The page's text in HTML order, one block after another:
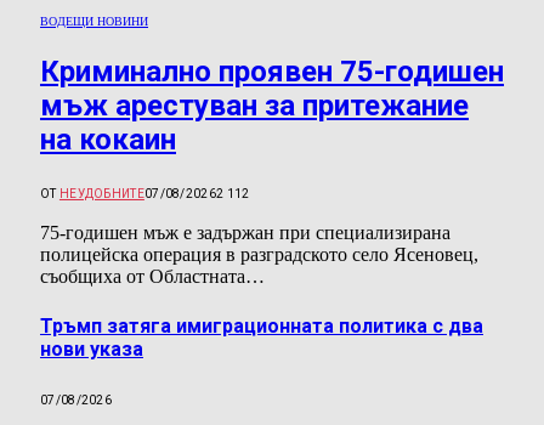
ВОДЕЩИ НОВИНИ
Криминално проявен 75-годишен
мъж арестуван за притежание
на кокаин
ОТ НЕУДОБНИТЕ07/08/20262 112
75-годишен мъж е задържан при специализирана
полицейска операция в разградското село Ясеновец,
съобщиха от Областната…
Тръмп затяга имиграционната политика с два
нови указа
07/08/2026